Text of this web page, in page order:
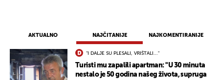
AKTUALNO NAJČITANIJE NAJKOMENTIRANIJE
"I DALJE SU PLESALI, VRIŠTALI..."
Turisti mu zapalili apartman: "U 30 minuta
nestalo je 50 godina našeg života, supruga